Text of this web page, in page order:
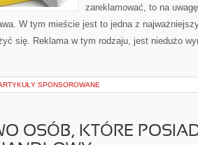
zareklamować, to na
W tym mieście jest to jedna z
się. Reklama w tym rodzaju, jest niedużo
SPONSOROWANE
OSÓB, KTÓRE